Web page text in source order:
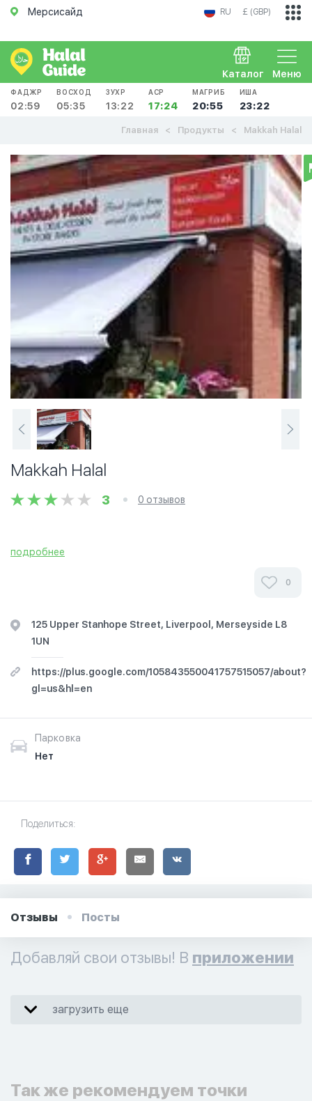
Мерсисайд RU £ (GBP)
Меню
Каталог
ФАДЖР
02:59
ВОСХОД
05:35
ЗУХР
13:22
АСР
17:24
МАГРИБ
20:55
ИША
23:22
Главная Продукты Makkah Halal
Makkah Halal
3 0 отзывов
подробнее
0
125 Upper Stanhope Street, Liverpool, Merseyside L8
1UN
https://plus.google.com/105843550041757515057/about?
gl=us&hl=en
Парковка
Нет
Поделиться:
Отзывы Посты
Добавляй свои отзывы! В приложении
загрузить еще
Так же рекомендуем точки